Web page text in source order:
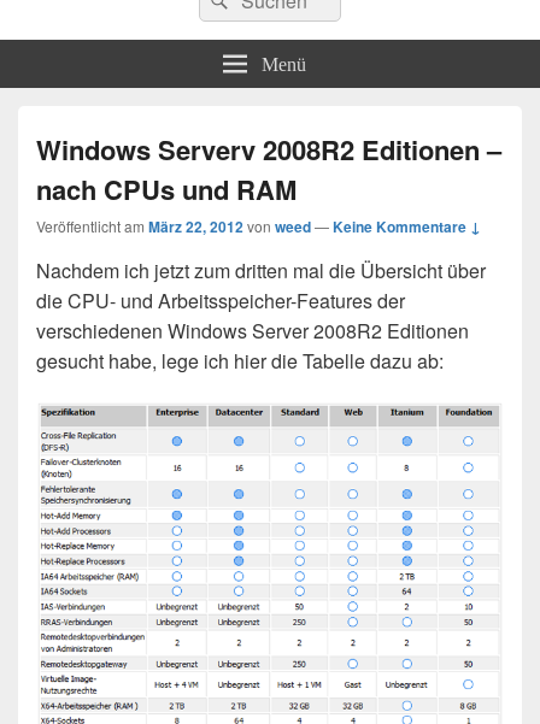
nach:
Menü
Windows Serverv 2008R2 Editionen –
nach CPUs und RAM
Veröffentlicht am März 22, 2012von weed—Keine Kommentare ↓
Nachdem ich jetzt zum dritten mal die Übersicht über
die CPU- und Arbeitsspeicher-Features der
verschiedenen Windows Server 2008R2 Editionen
gesucht habe, lege ich hier die Tabelle dazu ab: